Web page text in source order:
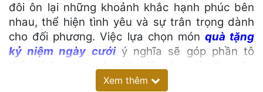
đôi ôn lại những khoảnh khắc hạnh phúc bên
nhau, thể hiện tình yêu và sự trân trọng dành
cho đối phương. Việc lựa chọn món quà tặng
kỷ niệm ngày cướiý nghĩa sẽ góp phần tô
điểm thêm cho ngày đặc biệt này, giúp tình yêu
thêm bền chặt và gắn kết.
Xem thêm